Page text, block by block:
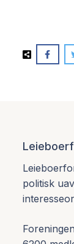
politisk